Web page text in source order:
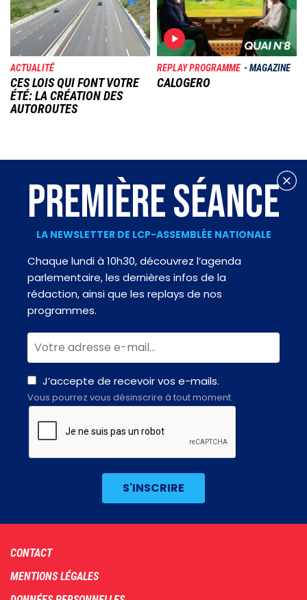
ACTUALITÉ
CES LOIS QUI FONT VOTRE
ÉTÉ: LA CRÉATION DES
AUTOROUTES
REPLAY PROGRAMME MAGAZINE
CALOGERO
PREMIÈRE SÉANCE
LA NEWSLETTER DE LCP-ASSEMBLÉE NATIONALE
Chaque lundi à 10h30, découvrez l’agenda
parlementaire, les dernières infos de la
rédaction, ainsi que les replays de nos
programmes.
J’accepte de recevoir vos e-mails.
Vous pourrez vous désinscrire à tout moment
Footer
menu
CONTACT
MENTIONS LÉGALES